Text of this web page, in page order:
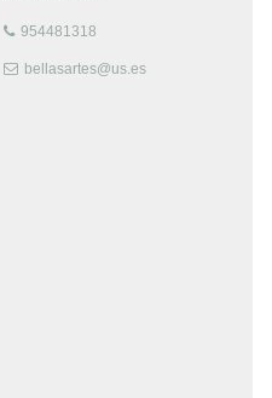
954481318
bellasartes@us.es